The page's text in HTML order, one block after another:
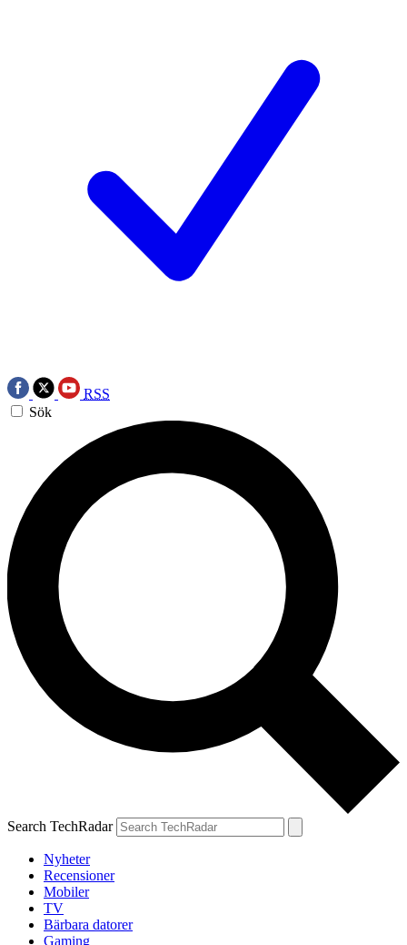
RSS
Sök
Search TechRadar
Nyheter
Recensioner
Mobiler
TV
Bärbara datorer
Gaming